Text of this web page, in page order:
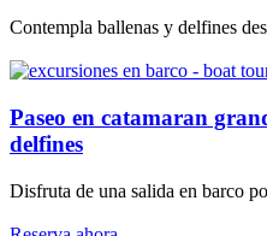
Contempla ballenas y delfines
Paseo en catamaran
delfines
Disfruta de una salida en barco